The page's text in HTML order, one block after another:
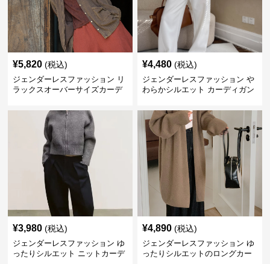
¥5,820 (税込)
ジェンダーレスファッション リ
ラックスオーバーサイズカーデ
¥4,480 (税込)
ジェンダーレスファッション や
わらかシルエット カーディガン
¥3,980 (税込)
ジェンダーレスファッション ゆ
ったりシルエット ニットカーデ
¥4,890 (税込)
ジェンダーレスファッション ゆ
ったりシルエットのロングカー